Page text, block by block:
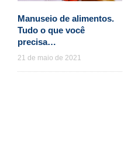
Manuseio de alimentos.
Tudo o que você
precisa…
21 de maio de 2021